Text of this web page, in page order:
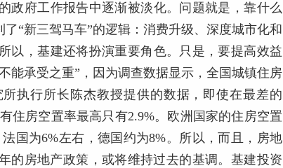
政府工作报告中逐渐被淡化。问题就是，靠什么
“新三驾马车”的逻辑：消费升级、深度城市化和
以，基建还将扮演重要角色。只是，要提高效益
能承受之重”，因为调查数据显示，全国城镇住房
执行所长陈杰教授提供的数据，即使在最差的
住房空置率最高只有2.9%。欧洲国家的住房空置
国为6%左右，德国约为8%。所以，而且，房地
的房地产政策，或将维持过去的基调。基建投资